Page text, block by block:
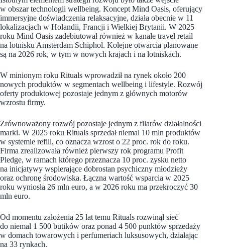
w obszar technologii wellbeing. Koncept Mind Oasis, oferujący
immersyjne doświadczenia relaksacyjne, działa obecnie w 11
lokalizacjach w Holandii, Francji i Wielkiej Brytanii. W 2025
roku Mind Oasis zadebiutował również w kanale travel retail
na lotnisku Amsterdam Schiphol. Kolejne otwarcia planowane
są na 2026 rok, w tym w nowych krajach i na lotniskach.
W minionym roku Rituals wprowadził na rynek około 200
nowych produktów w segmentach wellbeing i lifestyle. Rozwój
oferty produktowej pozostaje jednym z głównych motorów
wzrostu firmy.
Zrównoważony rozwój pozostaje jednym z filarów działalności
marki. W 2025 roku Rituals sprzedał niemal 10 mln produktów
w systemie refill, co oznacza wzrost o 22 proc. rok do roku.
Firma zrealizowała również pierwszy rok programu Profit
Pledge, w ramach którego przeznacza 10 proc. zysku netto
na inicjatywy wspierające dobrostan psychiczny młodzieży
oraz ochronę środowiska. Łączna wartość wsparcia w 2025
roku wyniosła 26 mln euro, a w 2026 roku ma przekroczyć 30
mln euro.
Od momentu założenia 25 lat temu Rituals rozwinął sieć
do niemal 1 500 butików oraz ponad 4 500 punktów sprzedaży
w domach towarowych i perfumeriach luksusowych, działając
na 33 rynkach.